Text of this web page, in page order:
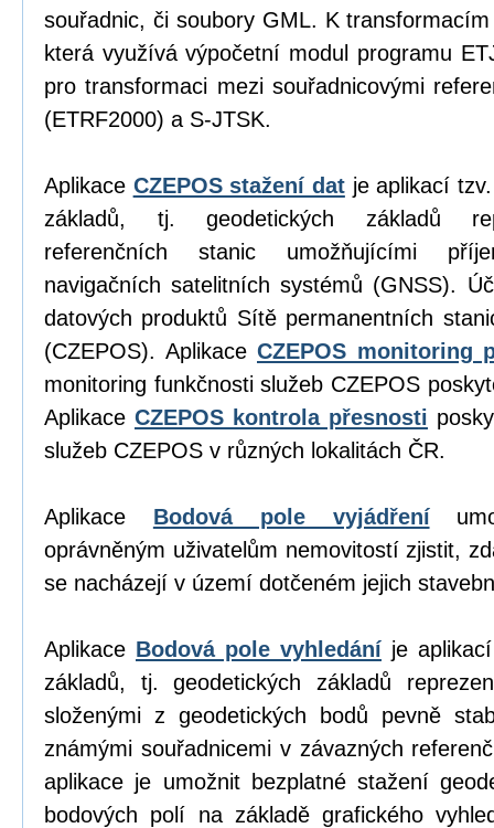
souřadnic, či soubory GML. K
která využívá výpočetní modul programu
pro transformaci mezi souřadnicovými
(ETRF2000) a S-JTSK.
Aplikace CZEPOS stažení datje aplikací
základů, tj. geodetických základů
referenčních stanic umožňujícími
navigačních satelitních systémů (GNSS).
datových produktů Sítě permanentních
(CZEPOS). Aplikace CZEPOS monitoring
monitoring funkčnosti služeb CZEPOS
Aplikace CZEPOS kontrola přesnosti
služeb CZEPOS v různých lokalitách ČR.
Aplikace Bodová pole vyjádření
oprávněným uživatelům nemovitostí zjistit,
se nacházejí v území dotčeném jejich
Aplikace Bodová pole vyhledání je
základů, tj. geodetických základů
složenými z geodetických bodů pevně
známými souřadnicemi v závazných
aplikace je umožnit bezplatné stažení
bodových polí na základě grafického